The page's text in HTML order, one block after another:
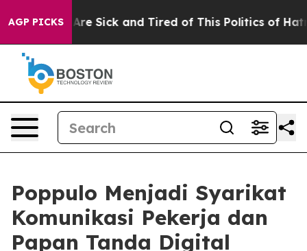
AGP PICKSAre Sick and Tired of This Politics of Hatred”
Poppulo Menjadi Syarikat
Komunikasi Pekerja dan
Papan Tanda Digital